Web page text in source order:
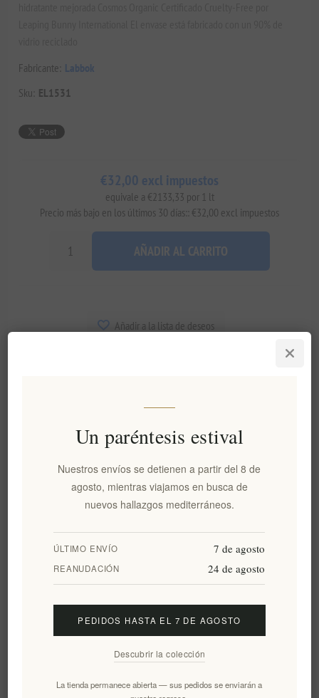
Fabricante: Labbok
Sku: EL1531
€32,00 excl impuestos
equivale a €2133,33 por 1 lt
Precio más bajo en los últimos 30 días:: €32,00 excl impuestos
AÑADIR AL CARRITO
Añadir a la lista de deseos
Visión general Comentarios Contáctenos
diferentes de ácido hialurónico que "protegen" la hidratación de
la piel y ayudan a prevenir las arrugas.
El suero de ácido hialurónico contiene tres (3) tipos premium
diferentes de ácido hialurónico que "protegen" la hidratación de
Aplicar 3-4 gotas en el cuello y el rostro, por la mañana o por la
Un paréntesis estival
Nuestros envíos se detienen a partir del 8 de
agosto, mientras viajamos en busca de
nuevos hallazgos mediterráneos.
ÚLTIMO ENVÍO 7 de agosto
REANUDACIÓN 24 de agosto
PEDIDOS HASTA EL 7 DE AGOSTO
Descubrir la colección
La tienda permanece abierta — sus pedidos se enviarán a